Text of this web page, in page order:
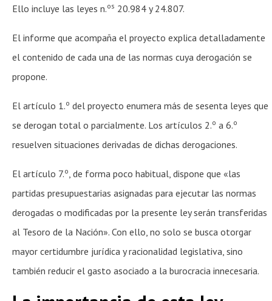
Ello incluye las leyes n.os 20.984 y 24.807.
El informe que acompaña el proyecto explica detalladamente
el contenido de cada una de las normas cuya derogación se
propone.
El artículo 1.o del proyecto enumera más de sesenta leyes que
se derogan total o parcialmente. Los artículos 2.o a 6.o
resuelven situaciones derivadas de dichas derogaciones.
El artículo 7.o, de forma poco habitual, dispone que «las
partidas presupuestarias asignadas para ejecutar las normas
derogadas o modificadas por la presente ley serán transferidas
al Tesoro de la Nación». Con ello, no solo se busca otorgar
mayor certidumbre jurídica y racionalidad legislativa, sino
también reducir el gasto asociado a la burocracia innecesaria.